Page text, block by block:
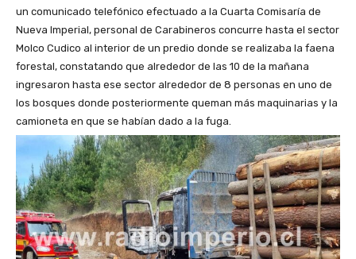
un comunicado telefónico efectuado a la Cuarta Comisaría de
Nueva Imperial, personal de Carabineros concurre hasta el sector
Molco Cudico al interior de un predio donde se realizaba la faena
forestal, constatando que alrededor de las 10 de la mañana
ingresaron hasta ese sector alrededor de 8 personas en uno de
los bosques donde posteriormente queman más maquinarias y la
camioneta en que se habían dado a la fuga.